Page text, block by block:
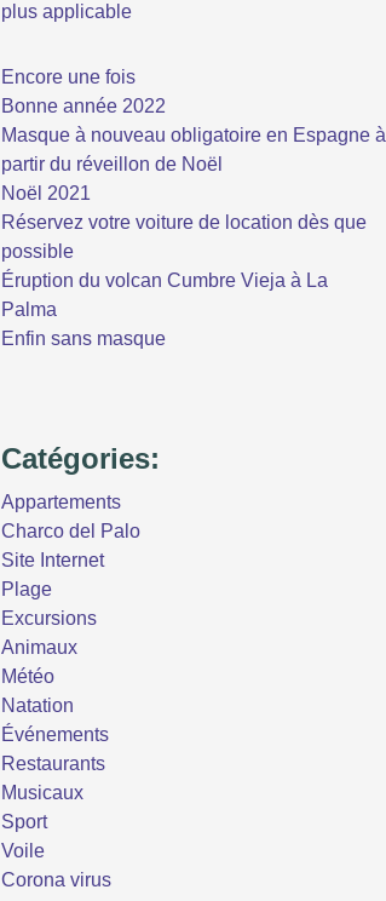
plus applicable
Encore une fois
Bonne année 2022
Masque à nouveau obligatoire en Espagne à
partir du réveillon de Noël
Noël 2021
Réservez votre voiture de location dès que
possible
Éruption du volcan Cumbre Vieja à La
Palma
Enfin sans masque
Catégories:
Appartements
Charco del Palo
Site Internet
Plage
Excursions
Animaux
Météo
Natation
Événements
Restaurants
Musicaux
Sport
Voile
Corona virus